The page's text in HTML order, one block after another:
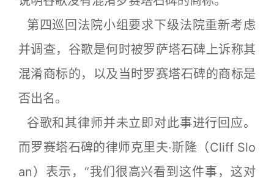
第四巡回法院小组要求下级法院重新考虑
并调查，谷歌是何时被罗萨塔石碑上诉称其
混淆商标的，以及当时罗赛塔石碑的商标是
否出名。
谷歌和其律师并未立即对此事进行回应。
而罗赛塔石碑的律师克里夫·斯隆（Cliff Slo
an）表示，“我们很高兴看到这件事，这对